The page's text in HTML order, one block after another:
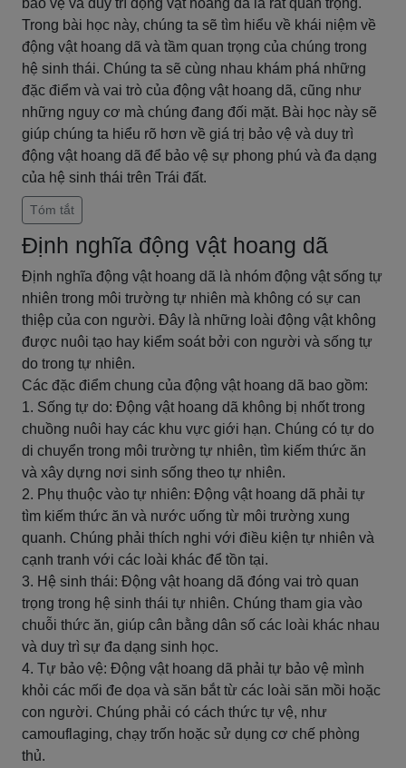
bảo vệ và duy trì động vật hoang dã là rất quan trọng.
Trong bài học này, chúng ta sẽ tìm hiểu về khái niệm về
động vật hoang dã và tầm quan trọng của chúng trong
hệ sinh thái. Chúng ta sẽ cùng nhau khám phá những
đặc điểm và vai trò của động vật hoang dã, cũng như
những nguy cơ mà chúng đang đối mặt. Bài học này sẽ
giúp chúng ta hiểu rõ hơn về giá trị bảo vệ và duy trì
động vật hoang dã để bảo vệ sự phong phú và đa dạng
của hệ sinh thái trên Trái đất.
Tóm tắt
Định nghĩa động vật hoang dã
Định nghĩa động vật hoang dã là nhóm động vật sống tự
nhiên trong môi trường tự nhiên mà không có sự can
thiệp của con người. Đây là những loài động vật không
được nuôi tạo hay kiểm soát bởi con người và sống tự
do trong tự nhiên.
Các đặc điểm chung của động vật hoang dã bao gồm:
1. Sống tự do: Động vật hoang dã không bị nhốt trong
chuồng nuôi hay các khu vực giới hạn. Chúng có tự do
di chuyển trong môi trường tự nhiên, tìm kiếm thức ăn
và xây dựng nơi sinh sống theo tự nhiên.
2. Phụ thuộc vào tự nhiên: Động vật hoang dã phải tự
tìm kiếm thức ăn và nước uống từ môi trường xung
quanh. Chúng phải thích nghi với điều kiện tự nhiên và
cạnh tranh với các loài khác để tồn tại.
3. Hệ sinh thái: Động vật hoang dã đóng vai trò quan
trọng trong hệ sinh thái tự nhiên. Chúng tham gia vào
chuỗi thức ăn, giúp cân bằng dân số các loài khác nhau
và duy trì sự đa dạng sinh học.
4. Tự bảo vệ: Động vật hoang dã phải tự bảo vệ mình
khỏi các mối đe dọa và săn bắt từ các loài săn mồi hoặc
con người. Chúng phải có cách thức tự vệ, như
camouflaging, chạy trốn hoặc sử dụng cơ chế phòng
thủ.